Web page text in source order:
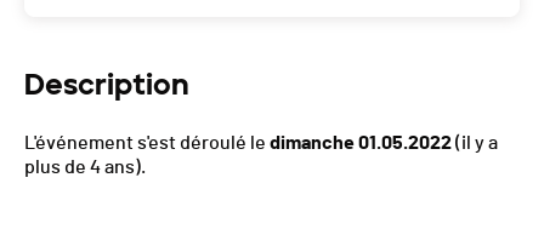
Description
L'événement s'est déroulé le dimanche 01.05.2022(il y a
plus de 4 ans).